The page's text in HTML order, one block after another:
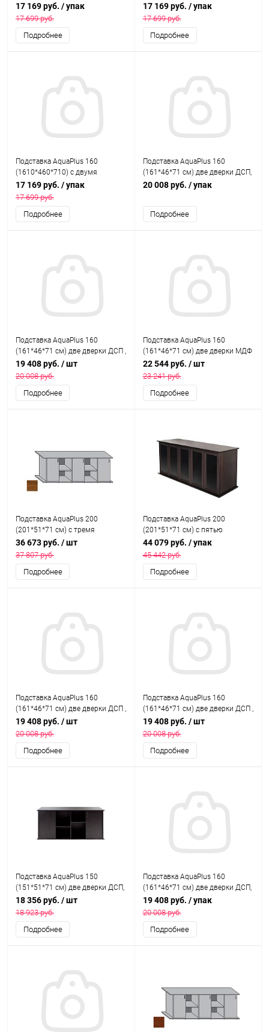
дверками МДФ со стеклами по
краям, выбеленный дуб, в
коробке , ПВХ
17 169 руб. / упак
17 699 руб.
Подробнее
дверками МДФ со стеклами по
краям, махагон, в коробке , ПВХ
17 169 руб. / упак
17 699 руб.
Подробнее
Подставка AquaPlus 160
(1610*460*710) с двумя
дверками МДФ со стеклами по
краям, бук в коробке , ПВХ
17 169 руб. / упак
17 699 руб.
Подробнее
Подставка AquaPlus 160
(161*46*71 см) две дверки ДСП,
дуб сонома , в коробке,
аквариума LUX П540
20 008 руб. / упак
Подробнее
Подставка AquaPlus 160
(161*46*71 см) две дверки ДСП ,
выбеленный дуб, собранная,
подходит для модели
аквариума LUX П540
19 408 руб. / шт
20 008 руб.
Подробнее
Подставка AquaPlus 160
(161*46*71 см) две дверки МДФ
со стеклами, орех , собранная,
подходит для модели
аквариума LUX П540
22 544 руб. / шт
23 241 руб.
Подробнее
Подставка AquaPlus 200
(201*51*71 см) с тремя
дверками ДСП, орех, собранная,
подходит для модели
аквариума LUX П700
36 673 руб. / шт
37 807 руб.
Подробнее
Подставка AquaPlus 200
(201*51*71 см) с пятью
дверками МДФ со стеклами,
венге, в коробке, подходит для
модели аквариума LUX П700
44 079 руб. / упак
45 442 руб.
Подробнее
Подставка AquaPlus 160
(161*46*71 см) две дверки ДСП ,
дуб сонома, собранная,
подходит для модели
аквариума LUX П540
19 408 руб. / шт
20 008 руб.
Подробнее
Подставка AquaPlus 160
(161*46*71 см) две дверки ДСП ,
итальянский орех, собранная,
подходит для модели
аквариума LUX П540
19 408 руб. / шт
20 008 руб.
Подробнее
Подставка AquaPlus 150
(151*51*71 см) две дверки ДСП,
черная, собранная, подходит
для модели аквариума LUX
П450
18 356 руб. / шт
18 923 руб.
Подробнее
Подставка AquaPlus 160
(161*46*71 см) две дверки ДСП,
итальянский орех , в коробке,
подходит для модели
аквариума LUX П540
19 408 руб. / упак
20 008 руб.
Подробнее